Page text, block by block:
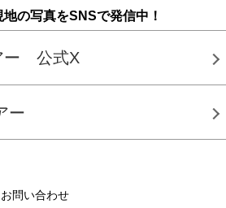
の写真をSNSで発信中！
ー 公式X
ー
問い合わせ